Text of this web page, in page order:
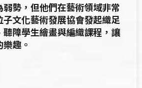
勢，但他們在藝術領域非常
文化藝術發展協會發起織足
障學生繪畫與編織課程，讓
趣。